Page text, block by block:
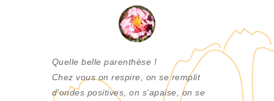
Quelle belle parenthèse !
Chez vous on respire, on se remplit
d’ondes positives, on s’apaise, on se